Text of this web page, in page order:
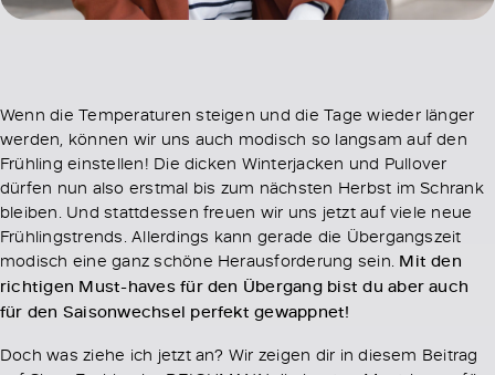
Wenn die Temperaturen steigen und die Tage wieder länger
werden, können wir uns auch modisch so langsam auf den
Frühling einstellen! Die dicken Winterjacken und Pullover
dürfen nun also erstmal bis zum nächsten Herbst im Schrank
bleiben. Und stattdessen freuen wir uns jetzt auf viele neue
Frühlingstrends. Allerdings kann gerade die Übergangszeit
modisch eine ganz schöne Herausforderung sein. Mit den
richtigen Must-haves für den Übergang bist du aber auch
für den Saisonwechsel perfekt gewappnet!
Doch was ziehe ich jetzt an? Wir zeigen dir in diesem Beitrag